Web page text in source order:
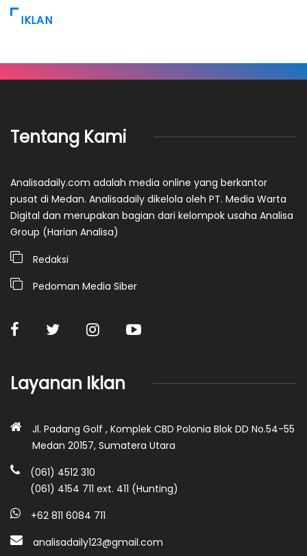
IKLAN
Tentang Kami
Analisadaily.com adalah media online yang berkantor
pusat di Medan. Analisadaily dikelola oleh PT. Media Warta
Digital dan merupakan bagian dari kelompok usaha Analisa
Group (Harian Analisa)
Redaksi
Pedoman Media Siber
Layanan Iklan
Jl. Padang Golf , Komplek CBD Polonia Blok DD No.54-55
Medan 20157, Sumatera Utara
(061) 4512 310
(061) 4154 711 ext. 411 (Hunting)
+62 811 6084 711
analisadaily123@gmail.com